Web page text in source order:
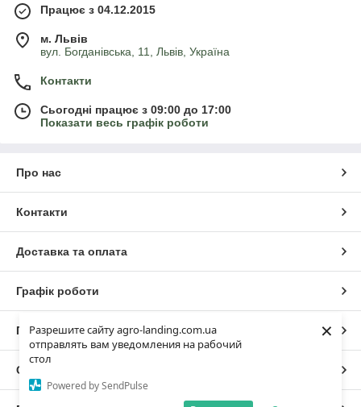
Разрешите сайту agro-landing.com.ua
отправлять вам уведомления на рабочий
стол
Powered by SendPulse
×
Працює з 04.12.2015
м. Львів
вул. Богданівська, 11, Львів, Україна
Контакти
Сьогодні працює з 09:00 до 17:00
Показати весь графік роботи
Про нас
Контакти
Доставка та оплата
Графік роботи
Повна версія сайту
Сайт створено на маркетплейсі